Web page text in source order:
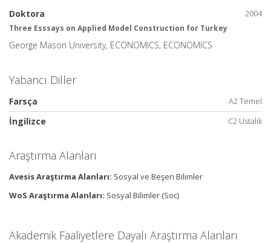
2004
Doktora
Three Esssays on Applied Model Construction for Turkey
George Mason University, ECONOMICS, ECONOMICS
Yabancı Diller
A2 Temel
Farsça
C2 Ustalık
İngilizce
Araştırma Alanları
Avesis Araştırma Alanları: Sosyal ve Beşeri Bilimler
WoS Araştırma Alanları: Sosyal Bilimler (Soc)
Akademik Faaliyetlere Dayalı Araştırma Alanları